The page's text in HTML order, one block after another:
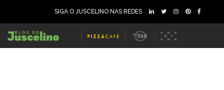
SIGA O JUSCELINO NAS REDES